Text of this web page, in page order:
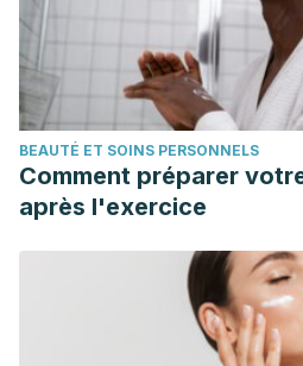
BEAUTÉ ET SOINS PERSONNELS
Comment préparer
après l'exercice